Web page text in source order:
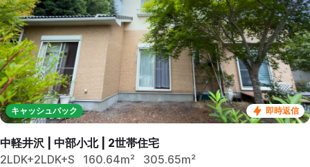
即時返信
キャッシュバック
中軽井沢 | 中部小北 | 2世帯住宅
2LDK+2LDK+S
160.64m² 305.65m²